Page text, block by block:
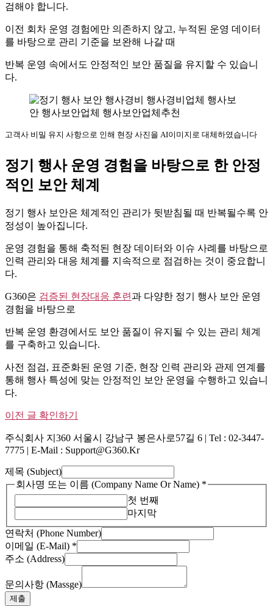
검해야 합니다.
이전 회차 운영 경험에만 의존하지 않고, 누적된 운영 데이터
를 바탕으로 관리 기준을 보완해 나갈 때
반복 운영 속에서도 안정적인 보안 품질을 유지할 수 있습니
다.
고객사 비밀 유지 사항으로 인해 현장 사진을 AI이미지로 대체하였습니다
정기 행사 운영 경험을 바탕으로 한 안정
적인 보안 체계
정기 행사 보안은 체계적인 관리가 뒷받침될 때 반복될수록 안
정성이 높아집니다.
운영 경험을 통해 축적된 현장 데이터와 이슈 사례를 바탕으로
인력 관리와 대응 체계를 지속적으로 점검하는 것이 중요합니
다.
G360은 검증된 현장대응 훈련과 다양한 정기 행사 보안 운영
경험을 바탕으로
반복 운영 환경에서도 보안 품질이 유지될 수 있는 관리 체계
를 구축하고 있습니다.
사전 점검, 표준화된 운영 기준, 현장 인력 관리와 관제 연계를
통해 행사 특성에 맞는 안정적인 보안 운영을 수행하고 있습니
다.
이전 글 확인하기
주식회사 지360 서울시 강남구 봉은사로57길 6 | Tel : 02-3447-
7775 | E-Mail : Support@g360.kr
제목 (Subject)
회사명 또는 이름 (Company Name Or Name) *
첫 번째
마지막
연락처 (Phone Number)
이메일 (E-Mail) *
Name
는
문
주소 (Address)
문의사항 (Massge)
제출